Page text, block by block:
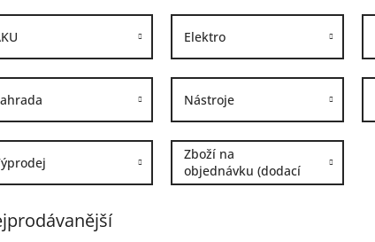
Elektro
Nástroje
Zboží na
objednávku (dodací
lhůta 7-14dní)